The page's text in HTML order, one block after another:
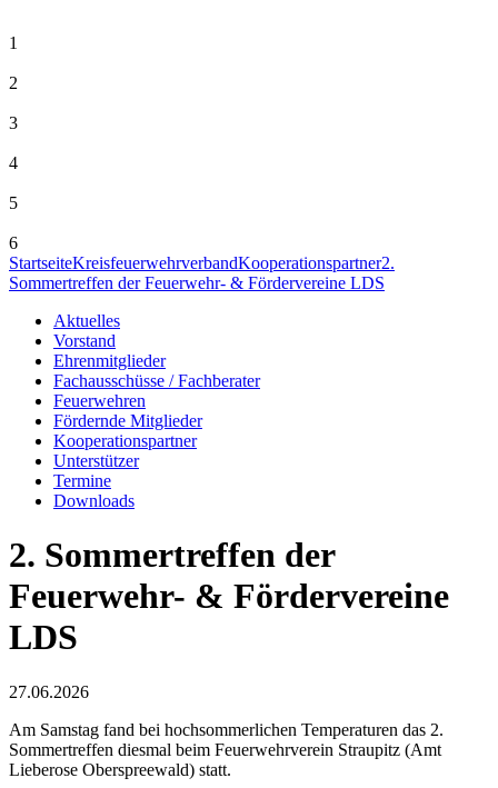
1
2
3
4
5
6
StartseiteKreisfeuerwehrverbandKooperationspartner2.
Sommertreffen der Feuerwehr- & Fördervereine LDS
Aktuelles
Vorstand
Ehrenmitglieder
Fachausschüsse / Fachberater
Feuerwehren
Fördernde Mitglieder
Kooperationspartner
Unterstützer
Termine
Downloads
2. Sommertreffen der
Feuerwehr- & Fördervereine
LDS
27.06.2026
Am Samstag fand bei hochsommerlichen Temperaturen das 2.
Sommertreffen diesmal beim Feuerwehrverein Straupitz (Amt
Lieberose Oberspreewald) statt.